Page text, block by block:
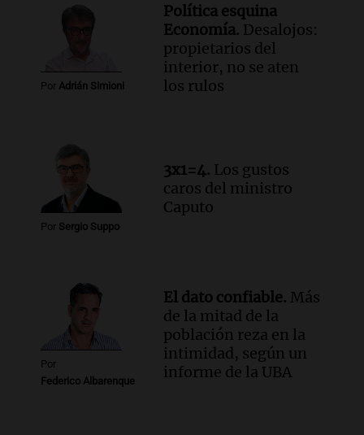
mujer pierde la vida en accidente en
circunvalación Oeste
Audio.La justicia reconoce el COVID
Episodios
Audio.
Encuentran cuerpo en el Riacho
Santa Fe: se trataría de un hombre
desaparecido mientras practicaba
kitesurf
Audio.Solans Hoteles es patrocinante
porque el concurso “abre un espacio a la
creatividad”
Edición 2026
Episodios
Femicidio por fuego en el auto:
Por Adrián Simioni
Política esquina
Economía. Desalojos:
propietarios del
interior, no se aten
los rulos
Por Sergio Suppo
3x1=4. Los gustos
caros del ministro
Caputo
Por
Federico Albarenque
El dato confiable. Más
de la mitad de la
población reza en la
intimidad, según un
informe de la UBA